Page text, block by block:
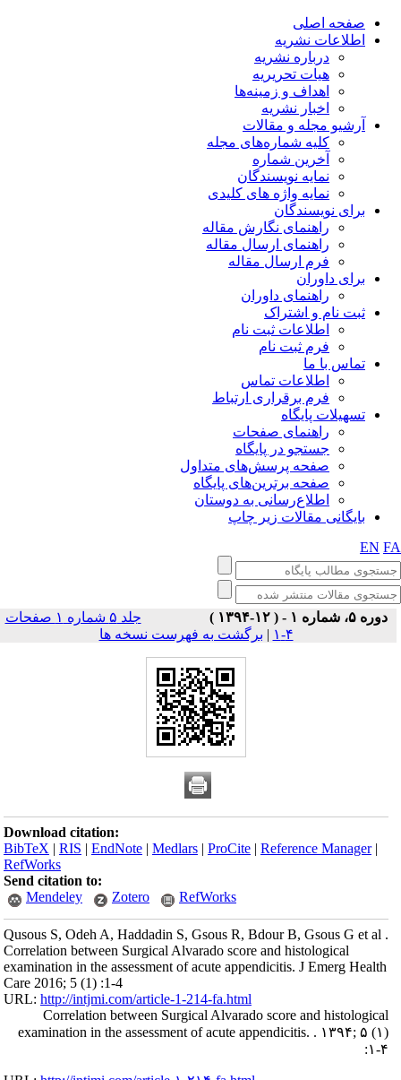
صفحه اصلی
اطلاعات نشریه
درباره نشریه
هیات تحریریه
اهداف و زمینه‌ها
اخبار نشریه
آرشیو مجله و مقالات
کلیه شماره‌های مجله
آخرین شماره
نمایه نویسندگان
نمایه واژه های کلیدی
برای نویسندگان
راهنمای نگارش مقاله
راهنمای ارسال مقاله
فرم ارسال مقاله
برای داوران
راهنمای داوران
ثبت نام و اشتراک
اطلاعات ثبت نام
فرم ثبت نام
تماس با ما
اطلاعات تماس
فرم برقراری ارتباط
تسهیلات پایگاه
راهنمای صفحات
جستجو در پایگاه
صفحه پرسش‌های متداول
صفحه برترین‌های پایگاه
اطلاع‌رسانی به دوستان
بایگانی مقالات زیر چاپ
EN
دوره ۵، شماره ۱ - ( ۱۲-۱۳۹۴ )
جلد ۵ شماره ۱ صفحات
| برگشت به فهرست نسخه ها
Download citation:
BibTeX |RIS |EndNote |Medlars |ProCite |Reference Manager
RefWorks
Send citation to:
Mendeley
Zotero RefWorks
Qusous S, Odeh A, Haddadin S, Gsous R, Bdour B, Gsous G et al .
Correlation between Surgical Alvarado score and histological
examination in the assessment of acute appendicitis. J Emerg Health
Care 2016; 5 (1) :1-4
URL:http://intjmi.com/article-1-214-fa.html
Correlation between Surgical Alvarado score and histological
examination in the assessment of acute appendicitis. . ۱۳۹۴; ۵ (۱)
:۱-۴